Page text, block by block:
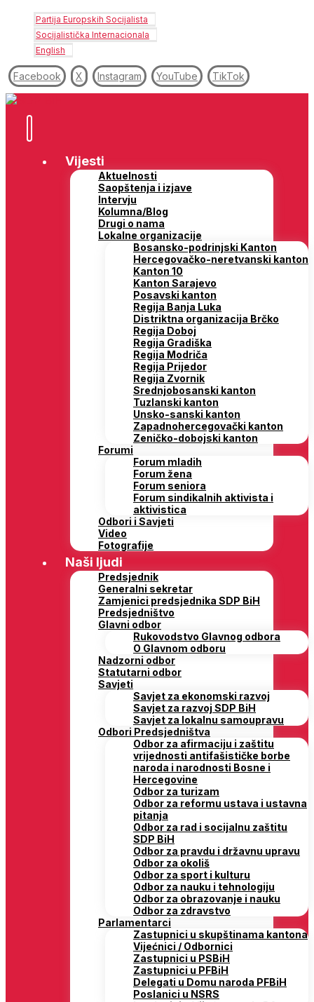
Partija Europskih Socijalista
Socijalistička Internacionala
English
Facebook X Instagram YouTube TikTok
Vijesti
Aktuelnosti
Saopštenja i izjave
Intervju
Kolumna/Blog
Drugi o nama
Lokalne organizacije
Bosansko-podrinjski Kanton
Hercegovačko-neretvanski kanton
Kanton 10
Kanton Sarajevo
Posavski kanton
Regija Banja Luka
Distriktna organizacija Brčko
Regija Doboj
Regija Gradiška
Regija Modriča
Regija Prijedor
Regija Zvornik
Srednjobosanski kanton
Tuzlanski kanton
Unsko-sanski kanton
Zapadnohercegovački kanton
Zeničko-dobojski kanton
Forumi
Forum mladih
Forum žena
Forum seniora
Forum sindikalnih aktivista i
aktivistica
Odbori i Savjeti
Video
Fotografije
Naši ljudi
Predsjednik
Generalni sekretar
Zamjenici predsjednika SDP BiH
Predsjedništvo
Glavni odbor
Rukovodstvo Glavnog odbora
O Glavnom odboru
Nadzorni odbor
Statutarni odbor
Savjeti
Savjet za ekonomski razvoj
Savjet za razvoj SDP BiH
Savjet za lokalnu samoupravu
Odbori Predsjedništva
Odbor za afirmaciju i zaštitu
vrijednosti antifašističke borbe
naroda i narodnosti Bosne i
Hercegovine
Odbor za turizam
Odbor za reformu ustava i ustavna
pitanja
Odbor za rad i socijalnu zaštitu
SDP BiH
Odbor za pravdu i državnu upravu
Odbor za okoliš
Odbor za sport i kulturu
Odbor za nauku i tehnologiju
Odbor za obrazovanje i nauku
Odbor za zdravstvo
Parlamentarci
Zastupnici u skupštinama kantona
Vijećnici / Odbornici
Zastupnici u PSBiH
Zastupnici u PFBiH
Delegati u Domu naroda PFBiH
Poslanici u NSRS